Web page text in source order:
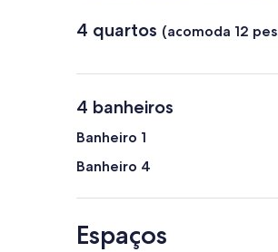
4 quartos (acomoda 12
4 banheiros
Banheiro 1
Banheiro 4
Espaços